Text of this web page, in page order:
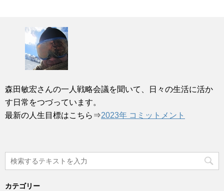
森田敏宏さんの一人戦略会議を聞いて、日々の生活に活か
す日常をつづっています。
最新の人生目標はこちら⇒2023年 コミットメント
カテゴリー